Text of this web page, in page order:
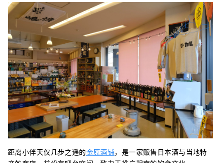
距离小伴天仅几步之遥的金原酒铺，是一家贩售日本酒与当地特